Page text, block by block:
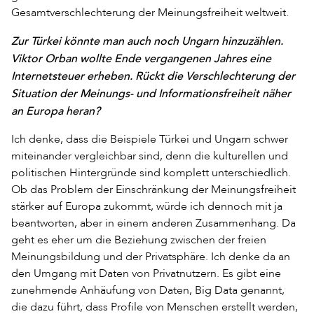
Gesamtverschlechterung der Meinungsfreiheit weltweit.
Zur Türkei könnte man auch noch Ungarn hinzuzählen.
Viktor Orban wollte Ende vergangenen Jahres eine
Internetsteuer erheben. Rückt die Verschlechterung der
Situation der Meinungs- und Informationsfreiheit näher
an Europa heran?
Ich denke, dass die Beispiele Türkei und Ungarn schwer
miteinander vergleichbar sind, denn die kulturellen und
politischen Hintergründe sind komplett unterschiedlich.
Ob das Problem der Einschränkung der Meinungsfreiheit
stärker auf Europa zukommt, würde ich dennoch mit ja
beantworten, aber in einem anderen Zusammenhang. Da
geht es eher um die Beziehung zwischen der freien
Meinungsbildung und der Privatsphäre. Ich denke da an
den Umgang mit Daten von Privatnutzern. Es gibt eine
zunehmende Anhäufung von Daten, Big Data genannt,
die dazu führt, dass Profile von Menschen erstellt werden,